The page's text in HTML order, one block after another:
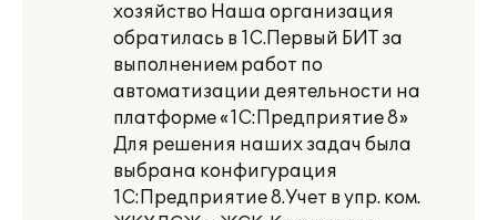
хозяйство Наша организация
обратилась в 1C.Первый БИТ за
выполнением работ по
автоматизации деятельности на
платформе «1С:Предприятие 8»
Для решения наших задач была
выбрана конфигурация
1С:Предприятие 8.Учет в упр. ком.